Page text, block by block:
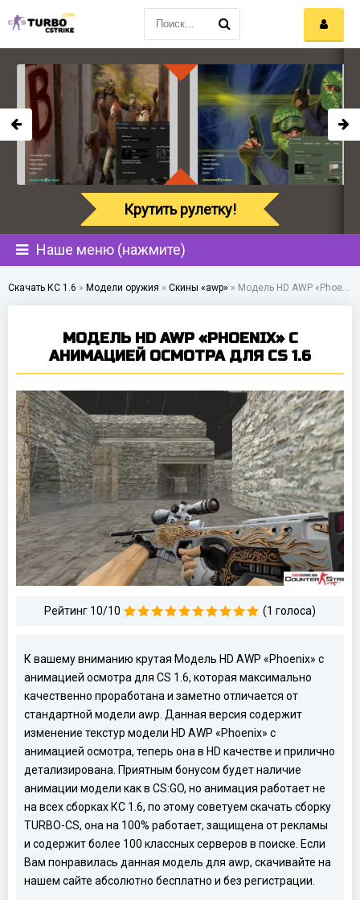
Наше меню (нажмите)
Скачать КС 1.6 » Модели оружия » Скины «awp» » Модель HD AWP «Phoenix» с анимацией осмотра для CS 1.6
МОДЕЛЬ HD AWP «PHOENIX» С
АНИМАЦИЕЙ ОСМОТРА ДЛЯ CS 1.6
Рейтинг 10/10 (1 голоса)
К вашему вниманию крутая Модель HD AWP «Phoenix» с
анимацией осмотра для CS 1.6, которая максимально
качественно проработана и заметно отличается от
стандартной модели awp. Данная версия содержит
изменение текстур модели HD AWP «Phoenix» с
анимацией осмотра, теперь она в HD качестве и прилично
детализирована. Приятным бонусом будет наличие
анимации модели как в CS:GO, но анимация работает не
на всех сборках КС 1.6, по этому советуем скачать сборку
TURBO-CS, она на 100% работает, защищена от рекламы
и содержит более 100 классных серверов в поиске. Если
Вам понравилась данная модель для awp, скачивайте на
нашем сайте абсолютно бесплатно и без регистрации.
Крутить рулетку!